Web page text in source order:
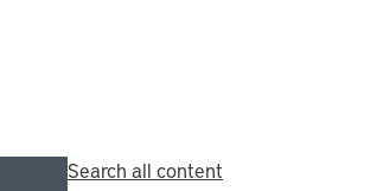
Search all content